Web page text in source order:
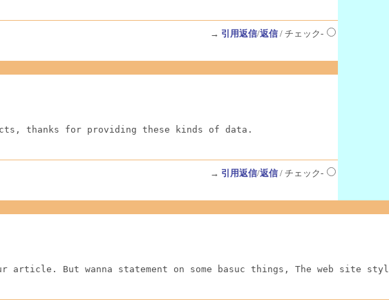
→ 引用返信/返信/ チェック-
thanks for providing these kinds of data.
→ 引用返信/返信/ チェック-
But wanna statement on some basuc things, The web